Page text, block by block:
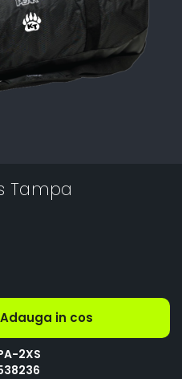
Tampa
Adauga in cos
2XS